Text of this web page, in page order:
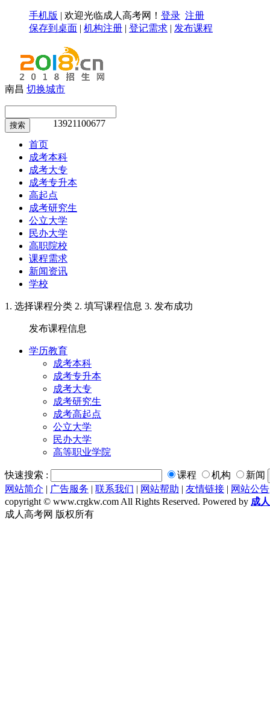
手机版 | 欢迎光临成人高考网！ 登录 注册
保存到桌面 | 机构注册 | 登记需求 | 发布课程
南昌 切换城市
搜索 13921100677
首页
成考本科
成考大专
成考专升本
高起点
成考研究生
公立大学
民办大学
高职院校
课程需求
新闻资讯
学校
1. 选择课程分类 2. 填写课程信息 3. 发布成功
发布课程信息
学历教育
成考本科
成考专升本
成考大专
成考研究生
成考高起点
公立大学
民办大学
高等职业学院
快速搜索 : 课程 机构
新闻
网站简介 | 广告服务 | 联系我们 | 网站帮助 | 友情链接 | 网站公告
copyright © www.crgkw.com All Rights Reserved. Powered by 成
成人高考网 版权所有